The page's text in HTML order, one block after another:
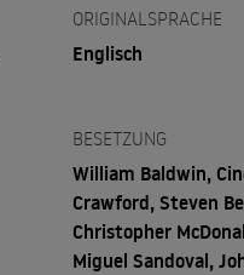
ORIGINALSPRACHE
Englisch
BESETZUNG
William Baldwin,
Crawford, Steven
Christopher
Miguel Sandoval,